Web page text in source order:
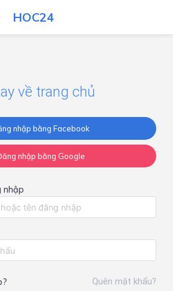
HOC24
HOC24
về trang chủ
nhập bằng Facebook
nhập bằng Google
nhập
Quên mật khẩu?